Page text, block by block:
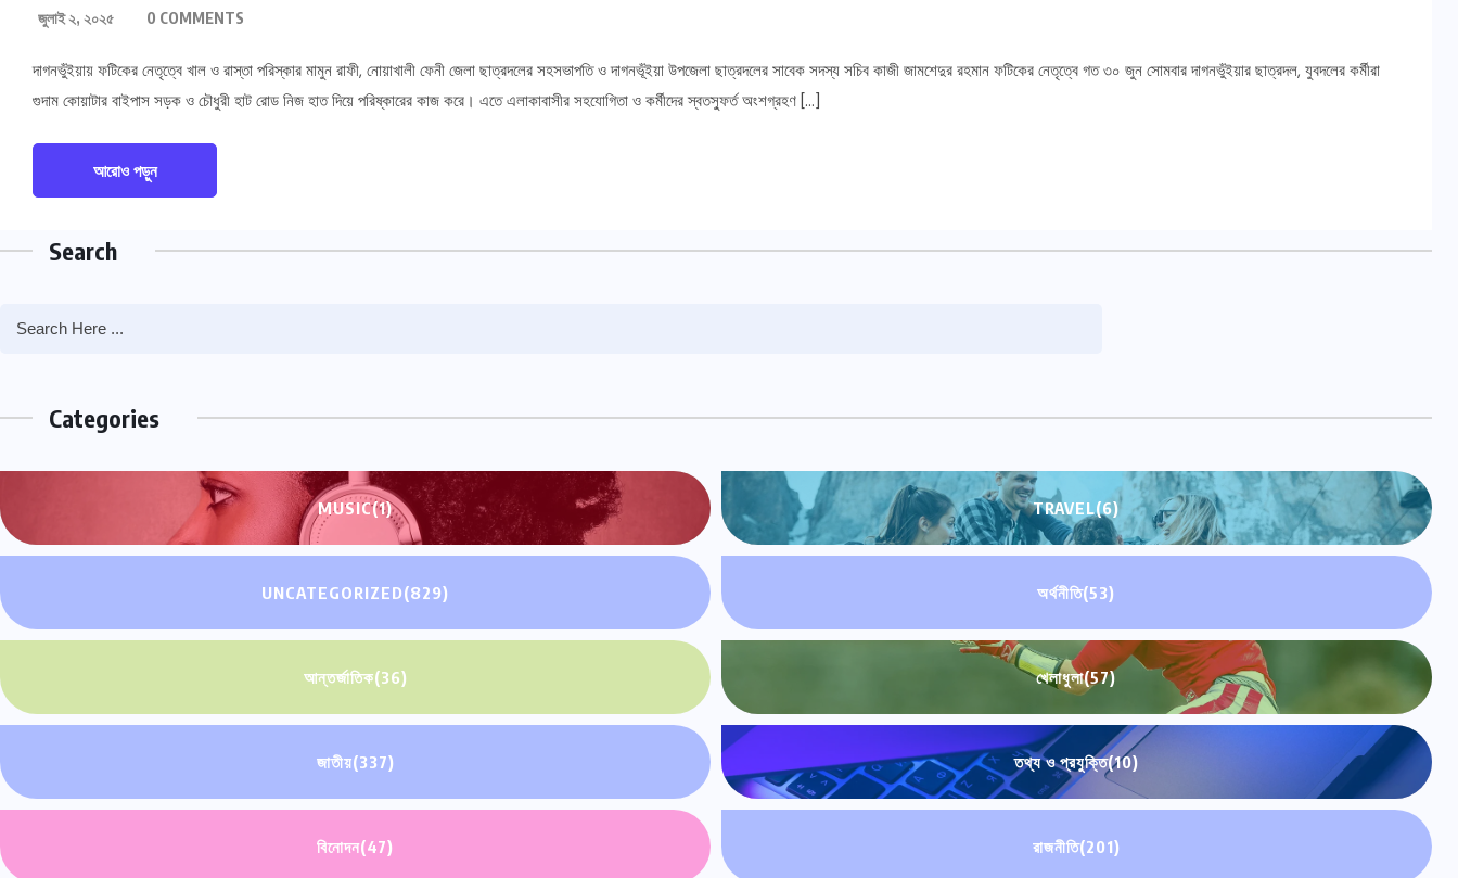
জুলাই ২, ২০২৫ 0 COMMENTS
দাগনভুঁইয়ায় ফটিকের নেতৃত্বে খাল ও রাস্তা পরিস্কার মামুন রাফী, নোয়াখালী ফেনী জেলা ছাত্রদলের সহসভাপতি ও দাগনভূঁইয়া উপজেলা ছাত্রদলের সাবেক সদস্য সচিব কাজী জামশেদুর রহমান ফটিকের নেতৃত্বে গত ৩০ জুন সোমবার দাগনভুঁইয়ার ছাত্রদল, যুবদলের কর্মীরা
গুদাম কোয়াটার বাইপাস সড়ক ও চৌধুরী হাট রোড নিজ হাত দিয়ে পরিষ্কারের কাজ করে। এতে এলাকাবাসীর সহযোগিতা ও কর্মীদের স্বতস্ফুর্ত অংশগ্রহণ […]
আরোও পড়ুন
Search
Categories
MUSIC(1) TRAVEL (6)
UNCATEGORIZED(829) অর্থনীতি(53)
আন্তর্জাতিক(36) খেলাধুলা(57)
জাতীয়(337) তথ্য ও প্রযুক্তি(10)
বিনোদন(47) রাজনীতি(201)